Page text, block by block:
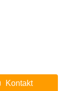
Kontakt